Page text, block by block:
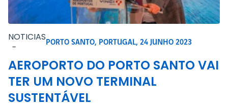
NOTICIAS
-
PORTO SANTO, PORTUGAL, 24 JUNHO 2023
AEROPORTO DO PORTO SANTO VAI
TER UM NOVO TERMINAL
SUSTENTÁVEL